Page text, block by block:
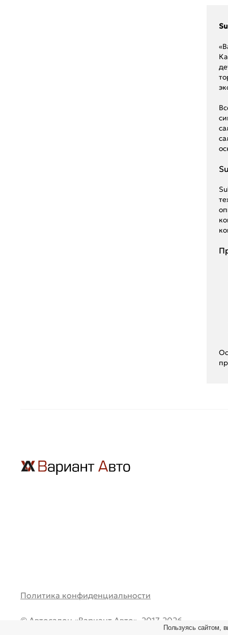
Политика конфиденциальности
© Автосалон «Вариант Авто», 2017-2026.
Все права защищены. Перепечатка и любое
Пользуясь сайтом,